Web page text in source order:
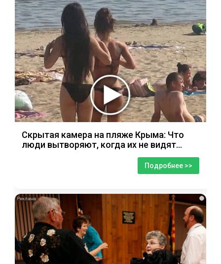
Скрытая камера на пляже Крыма: Что
люди вытворяют, когда их не видят...
Подробнее >>
i